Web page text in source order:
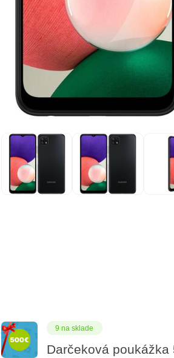
9 na sklade
Darčeková poukážka